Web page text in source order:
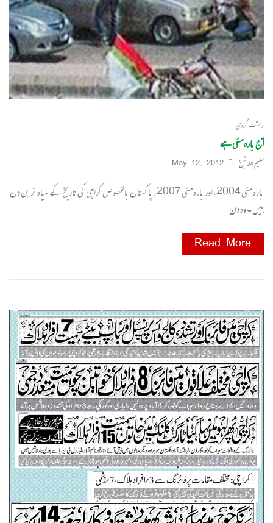
دہشت گردی
آج بارہ مئی ہے
سلیم اللہ شیخ May 12, 2012
بارہ مئی 2004ء اور بارہ مئی 2007ء پاکستان بالخصوص کراچی کی تاریخ کے سیاہ ترین دن
ہیں ۔ وہ دن
Read More